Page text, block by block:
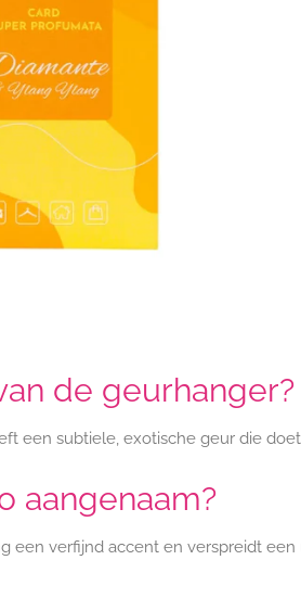
de geurhanger?
een subtiele, exotische geur die
aangenaam?
een verfijnd accent en verspreidt